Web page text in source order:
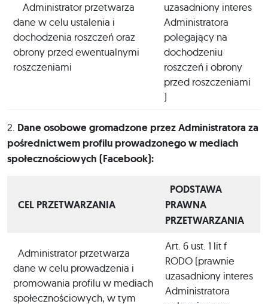
Administrator przetwarza
dane w celu ustalenia i
dochodzenia roszczeń oraz
obrony przed ewentualnymi
roszczeniami
uzasadniony interes
Administratora
polegający na
dochodzeniu
roszczeń i obrony
przed roszczeniami
)
2. Dane osobowe gromadzone przez Administratora za
pośrednictwem profilu prowadzonego w mediach
społecznościowych (Facebook):
CEL PRZETWARZANIA
PODSTAWA
PRAWNA
PRZETWARZANIA
Administrator przetwarza
dane w celu prowadzenia i
promowania profilu w mediach
społecznościowych, w tym
Art. 6 ust. 1 lit f
RODO (prawnie
uzasadniony interes
Administratora